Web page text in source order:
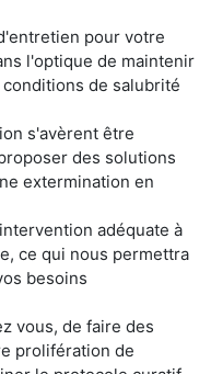
pour votre
l'optique de maintenir
de salubrité
s'avèrent être
des solutions
extermination en
adéquate à
ce qui nous permettra
besoins
vous, de faire des
prolifération de